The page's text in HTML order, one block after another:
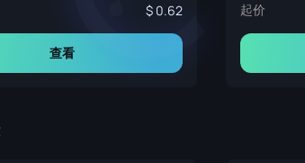
0.62
查看
起价